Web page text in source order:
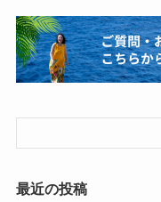
最近の投稿